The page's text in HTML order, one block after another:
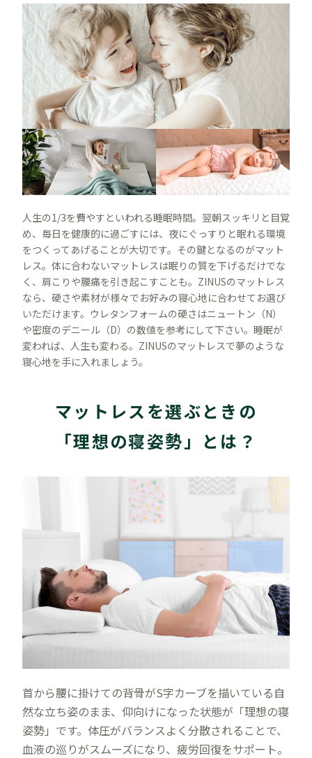
人生の1/3を費やすといわれる睡眠時間。翌朝スッキリと目覚
め、毎日を健康的に過ごすには、夜にぐっすりと眠れる環境
をつくってあげることが大切です。その鍵となるのがマット
レス。体に合わないマットレスは眠りの質を下げるだけでな
く、肩こりや腰痛を引き起こすことも。ZINUSのマットレス
なら、硬さや素材が様々でお好みの寝心地に合わせてお選び
いただけます。ウレタンフォームの硬さはニュートン（N）
や密度のデニール（D）の数値を参考にして下さい。睡眠が
変われば、人生も変わる。ZINUSのマットレスで夢のような
寝心地を手に入れましょう。
マットレスを選ぶときの
「理想の寝姿勢」とは？
首から腰に掛けての背骨がS字カーブを描いている自
然な立ち姿のまま、仰向けになった状態が「理想の寝
姿勢」です。体圧がバランスよく分散されることで、
血液の巡りがスムーズになり、疲労回復をサポート。